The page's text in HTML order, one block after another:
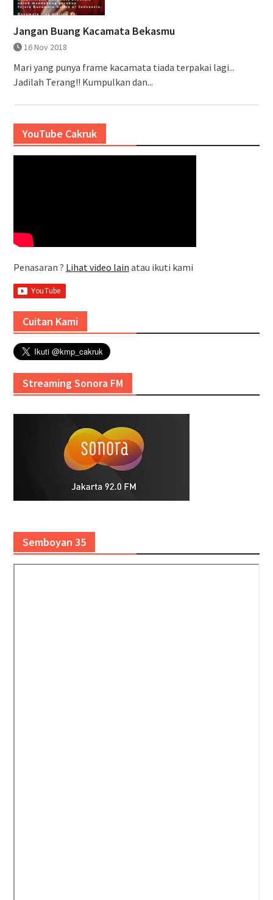
Jangan Buang Kacamata Bekasmu
16 Nov 2018
Mari yang punya frame kacamata tiada terpakai lagi...
Jadilah Terang!! Kumpulkan dan...
YouTube Cakruk
Penasaran ? Lihat video lain atau ikuti kami
Cuitan Kami
Streaming Sonora FM
Semboyan 35